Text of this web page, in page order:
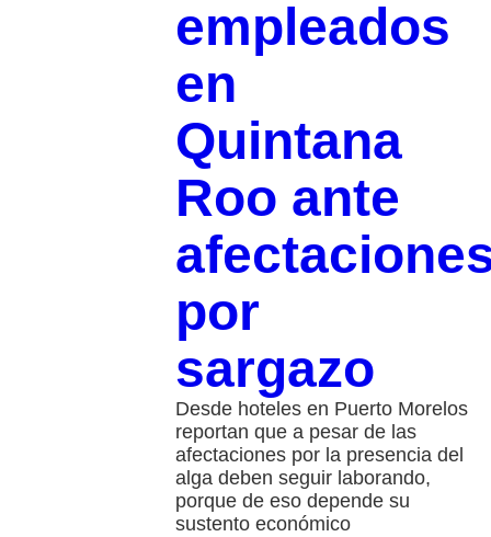
empleados
en
Quintana
Roo ante
por
sargazo
Desde hoteles en Puerto Morelos
reportan que a pesar de las
afectaciones por la presencia del
alga deben seguir laborando,
porque de eso depende su
sustento económico